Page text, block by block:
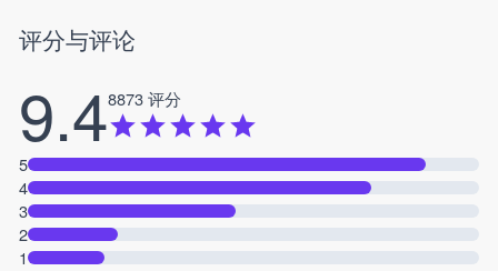
评分与评论
9.48873 评分
5
4
3
2
1